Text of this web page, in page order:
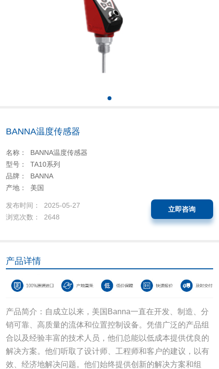
BANNA温度传感器
名称： BANNA温度传感器
型号： TA10系列
品牌： BANNA
产地： 美国
发布时间： 2025-05-27
浏览次数： 2648
立即咨询
产品详情
产品简介：自成立以来，美国Banna一直在开发、制造、分
销可靠、高质量的流体和位置控制设备。凭借广泛的产品组
合以及经验丰富的技术人员，他们总能以低成本提供优良的
解决方案。他们听取了设计师、工程师和客户的建议，以有
效、经济地解决问题。他们始终提供创新的解决方案和组